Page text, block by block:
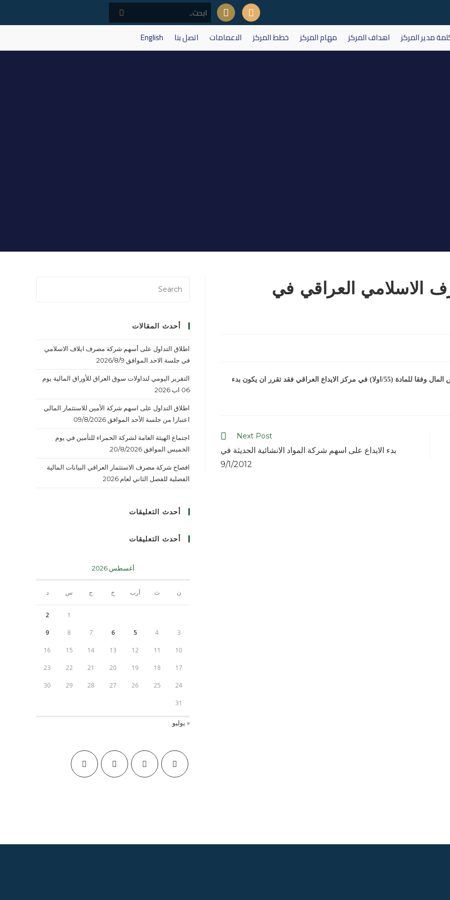
مدير المركز اهداف المركز مهام المركز خطط المركز الاعمامات اتصل بنا English
الاسلامي العراقي في
بالنظر لاكمال المصرف الاسلامي العراقي كافة اجراءات زيادة راس المال وفقا للمادة (55/اولا) في مركز الايداع العراقي فقد تقرر ان يكون بدء
Next Post
بدء الايداع على اسهم شركة المواد الانشائية الحديثة في
9/1/2012
أحدث المقالات
اطلاق التداول على أسهم شركة مصرف ايلاف الاسلامي
في جلسة الاحد الموافق 2026/8/9
التقرير اليومي لتداولات سوق العراق للأوراق المالية يوم
06 اب 2026
اطلاق التداول على اسهم شركة الأمين للاستثمار المالي
اعتبارا من جلسة الأحد الموافق 09/8/2026
اجتماع الهيئة العامة لشركة الحمراء للتأمين في يوم
الخميس الموافق 20/8/2026.
افصاح شركة مصرف الاستثمار العراقي البيانات المالية
الفصلية للفصل الثاني لعام 2026
أحدث التعليقات
أحدث التعليقات
أغسطس 2026
ن ث أرب خ ج س د
1
2
3
4
5
6
7
8
9
10
11
12
13
14
15
16
17
18
19
20
21
22
23
24
25
26
27
28
29
30
31
« يوليو